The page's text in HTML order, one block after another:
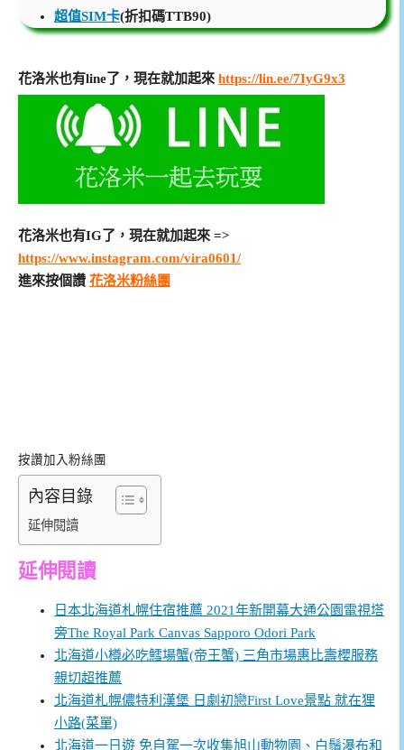
超值SIM卡(折扣碼TTB90)
花洛米也有line了，現在就加起來 https://lin.ee/7IyG9x3
花洛米也有IG了，現在就加起來 =>
https://www.instagram.com/vira0601/
進來按個讚 花洛米粉絲團
按讚加入粉絲團
內容目錄
延伸閱讀
延伸閱讀
日本北海道札幌住宿推薦 2021年新開幕大通公園電視塔
旁The Royal Park Canvas Sapporo Odori Park
北海道小樽必吃鱈場蟹(帝王蟹) 三角市場惠比壽櫻服務
親切超推薦
北海道札幌儂特利漢堡 日劇初戀First Love景點 就在狸
小路(菜單)
北海道一日遊 免自駕一次收集旭山動物園、白鬚瀑布和